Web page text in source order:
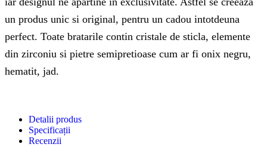
un produs unic si original, pentru un cadou intotdeuna
perfect. Toate bratarile contin cristale de sticla, elemente
din zirconiu si pietre semipretioase cum ar fi onix negru,
hematit, jad.
Detalii produs
Specificații
Recenzii